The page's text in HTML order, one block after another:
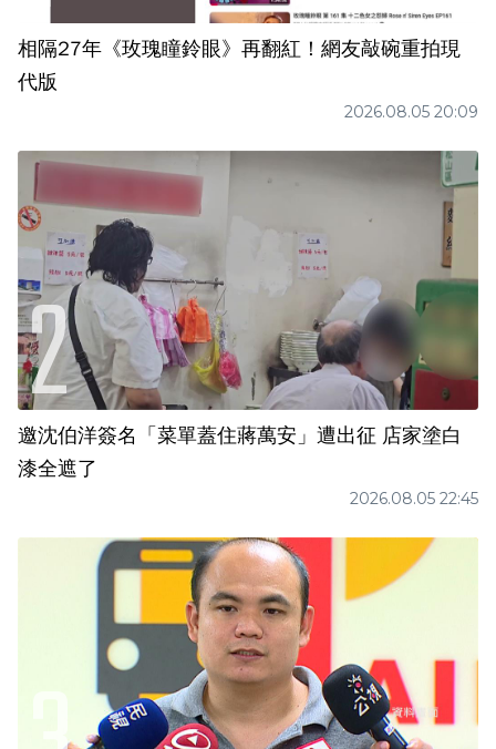
相隔27年《玫瑰瞳鈴眼》再翻紅！網友敲碗重拍現
代版
2026.08.05 20:09
邀沈伯洋簽名「菜單蓋住蔣萬安」遭出征 店家塗白
漆全遮了
2026.08.05 22:45